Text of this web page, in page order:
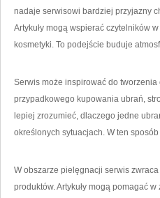
nadaje serwisowi bardziej przyjazny
Artykuły mogą wspierać czytelników
kosmetyki. To podejście buduje
Serwis może inspirować do
przypadkowego kupowania ubrań,
lepiej zrozumieć, dlaczego jedne
określonych sytuacjach. W ten
W obszarze pielęgnacji serwis
produktów. Artykuły mogą pomagać